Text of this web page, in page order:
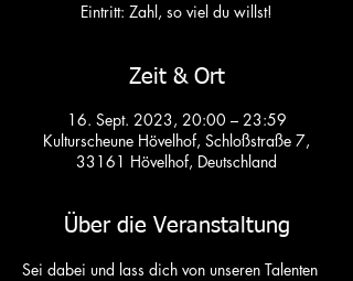
Zeit & Ort
16. Sept. 2023, 20:00 – 23:59
Kulturscheune Hövelhof, Schloßstraße 7,
33161 Hövelhof, Deutschland
Über die Veranstaltung
Sei dabei und lass dich von unseren Talenten